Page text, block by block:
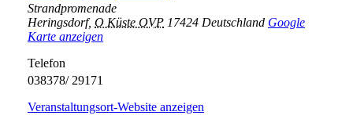
Strandpromenade
Heringsdorf, O Küste OVP 17424 Deutschland Google
Karte anzeigen
Telefon
038378/ 29171
Veranstaltungsort-Website anzeigen